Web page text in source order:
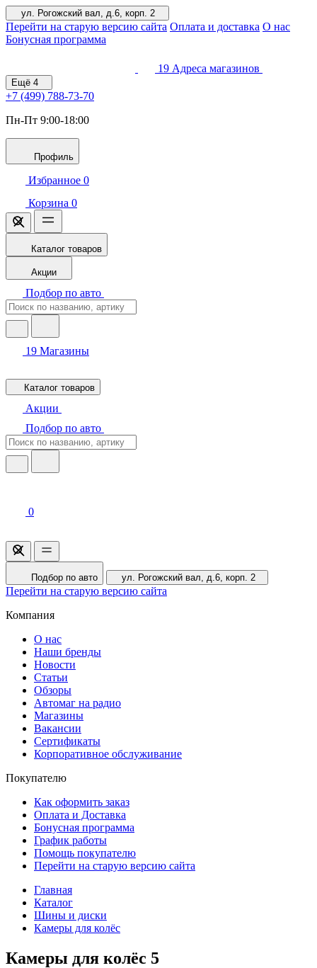
ул. Рогожский вал, д.6, корп. 2
Перейти на старую версию сайта Оплата и доставка О нас
Бонусная программа
19 Адреса магазинов
Ещё 4
+7 (499) 788-73-70
Пн-Пт 9:00-18:00
Профиль
Избранное 0
Корзина 0
Каталог товаров
Акции
Подбор по авто
19 Магазины
Каталог товаров
Акции
Подбор по авто
0
Подбор по авто ул. Рогожский вал, д.6, корп. 2
Перейти на старую версию сайта
Компания
О нас
Наши бренды
Новости
Статьи
Обзоры
Автомаг на радио
Магазины
Вакансии
Сертификаты
Корпоративное обслуживание
Покупателю
Как оформить заказ
Оплата и Доставка
Бонусная программа
График работы
Помощь покупателю
Перейти на старую версию сайта
Главная
Каталог
Шины и диски
Камеры для колёс
Камеры для колёс 5